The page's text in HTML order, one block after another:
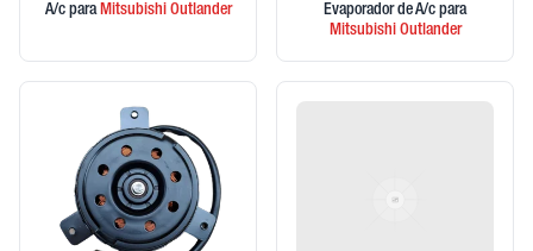
A/c paraMitsubishiOutlander
Evaporador de A/c para
MitsubishiOutlander